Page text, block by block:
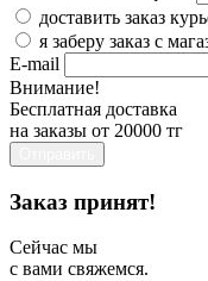
доставить заказ
я заберу заказ с
E-mail
Внимание!
Бесплатная доставка
на заказы от 20000 тг
Заказ принят!
Сейчас мы
с вами свяжемся.